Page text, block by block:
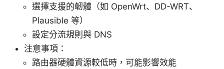
選擇支援的韌體（如 OpenWrt、DD-WRT、
Plausible 等）
設定分流規則與 DNS
注意事項：
路由器硬體資源較低時，可能影響效能